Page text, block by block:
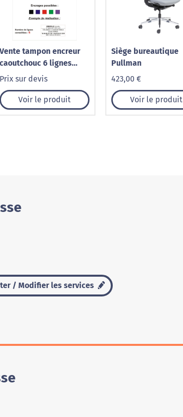
Vente tampon encreur
caoutchouc 6 lignes
métallique
Prix sur devis
Voir le produit
Siège bureautique
Pullman
423,00 €
Voir le produit
/ Modifier les services